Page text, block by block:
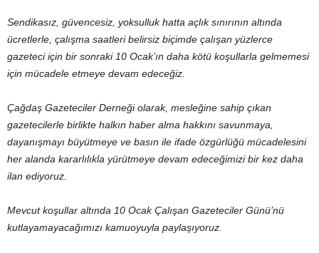
Sendikasız, güvencesiz, yoksulluk hatta açlık sınırının altında
ücretlerle, çalışma saatleri belirsiz biçimde çalışan yüzlerce
gazeteci için bir sonraki 10 Ocak’ın daha kötü koşullarla gelmemesi
için mücadele etmeye devam edeceğiz.
Çağdaş Gazeteciler Derneği olarak, mesleğine sahip çıkan
gazetecilerle birlikte halkın haber alma hakkını savunmaya,
dayanışmayı büyütmeye ve basın ile ifade özgürlüğü mücadelesini
her alanda kararlılıkla yürütmeye devam edeceğimizi bir kez daha
ilan ediyoruz.
Mevcut koşullar altında 10 Ocak Çalışan Gazeteciler Günü’nü
kutlayamayacağımızı kamuoyuyla paylaşıyoruz.